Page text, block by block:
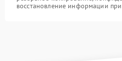
восстановление информации